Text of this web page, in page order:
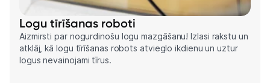
Logu tīrīšanas roboti
Aizmirsti par nogurdinošu logu mazgāšanu! Izlasi rakstu un
atklāj, kā logu tīrīšanas robots atvieglo ikdienu un uztur
logus nevainojami tīrus.